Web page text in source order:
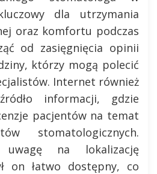
dla utrzymania
oraz komfortu podczas
od zasięgnięcia opinii
którzy mogą polecić
Internet również
informacji, gdzie
pacjentów na temat
stomatologicznych.
na lokalizację
on łatwo dostępny, co